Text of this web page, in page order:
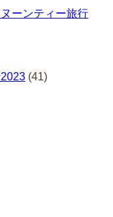
ーンティー旅行
(41)